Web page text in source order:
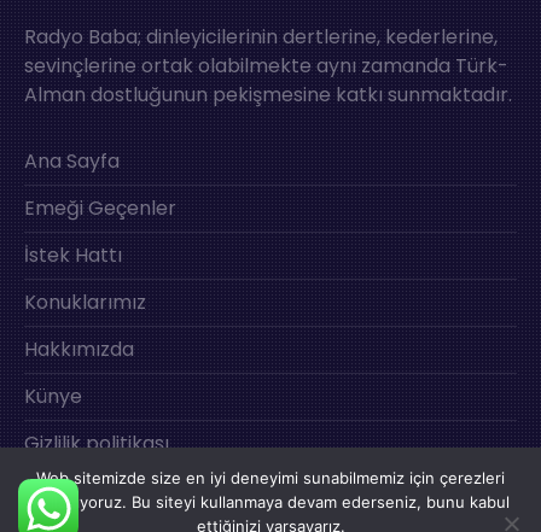
Radyo Baba; dinleyicilerinin dertlerine, kederlerine,
sevinçlerine ortak olabilmekte aynı zamanda Türk-
Alman dostluğunun pekişmesine katkı sunmaktadır.
Ana Sayfa
Emeği Geçenler
İstek Hattı
Konuklarımız
Hakkımızda
Künye
Gizlilik politikası
İletişim
Web sitemizde size en iyi deneyimi sunabilmemiz için çerezleri
kullanıyoruz. Bu siteyi kullanmaya devam ederseniz, bunu kabul
ettiğinizi varsayarız.